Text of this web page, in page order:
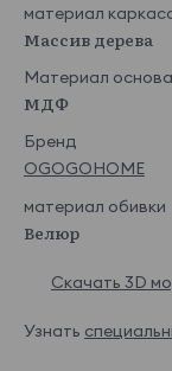
Показать еще
Lamb 08
материал
Массив дерева
Материал
МДФ
Бренд
OGOGOHOME
материал обивки
Велюр
Скачать 3D
Узнать